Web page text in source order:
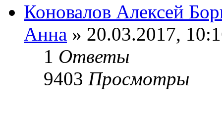
Коновалов Алексей
Анна » 20.03.2017,
1 Ответы
9403 Просмотры